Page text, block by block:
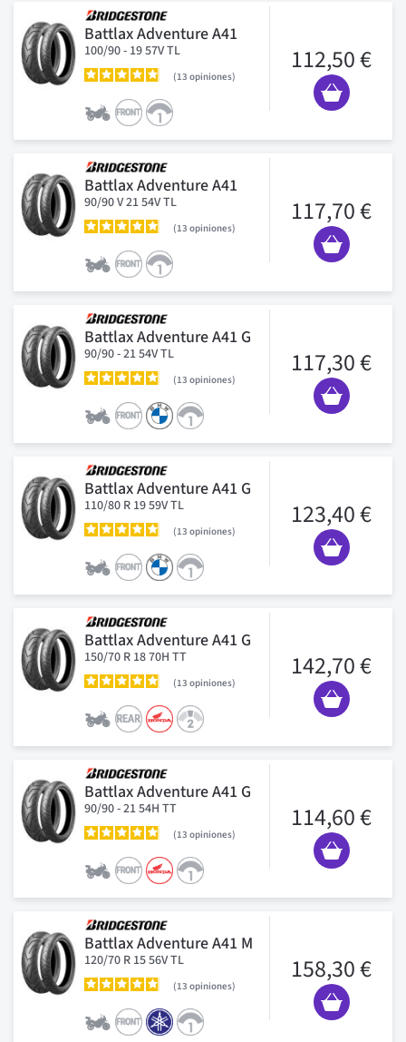
Battlax Adventure A41
100/90 - 19 57V TL
13 opiniones
112,50 €
Battlax Adventure A41
90/90 V 21 54V TL
13 opiniones
117,70 €
Battlax Adventure A41 G
90/90 - 21 54V TL
13 opiniones
117,30 €
Battlax Adventure A41 G
110/80 R 19 59V TL
13 opiniones
123,40 €
Battlax Adventure A41 G
150/70 R 18 70H TT
13 opiniones
142,70 €
Battlax Adventure A41 G
90/90 - 21 54H TT
13 opiniones
114,60 €
Battlax Adventure A41 M
120/70 R 15 56V TL
13 opiniones
158,30 €